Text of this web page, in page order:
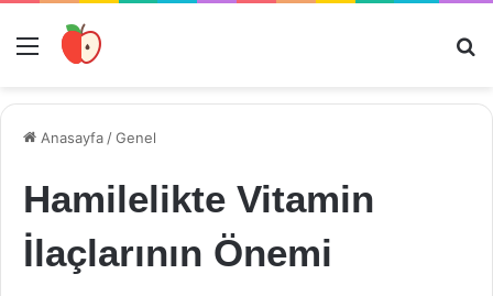
Menü
Anasayfa /Genel
Hamilelikte Vitamin
İlaçlarının Önemi